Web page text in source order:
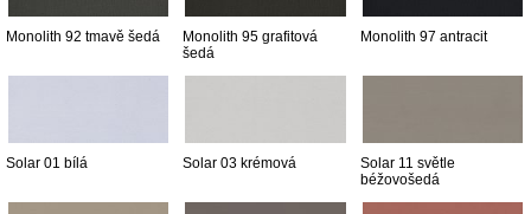
Monolith 92 tmavě šedá
Monolith 95 grafitová
šedá
Monolith 97 antracit
Solar 01 bílá Solar 03 krémová
Solar 11 světle
béžovošedá